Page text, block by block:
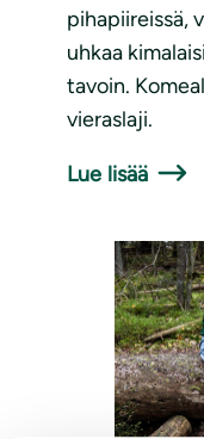
pihapiireissä,
uhkaa
tavoin.
vieraslaji.
Lue lisää